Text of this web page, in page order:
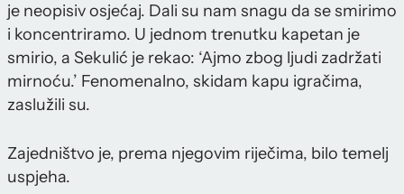
je neopisiv osjećaj. Dali su nam snagu da se smirimo
i koncentriramo. U jednom trenutku kapetan je
smirio, a Sekulić je rekao: ‘Ajmo zbog ljudi zadržati
mirnoću.’ Fenomenalno, skidam kapu igračima,
zaslužili su.
Zajedništvo je, prema njegovim riječima, bilo temelj
uspjeha.